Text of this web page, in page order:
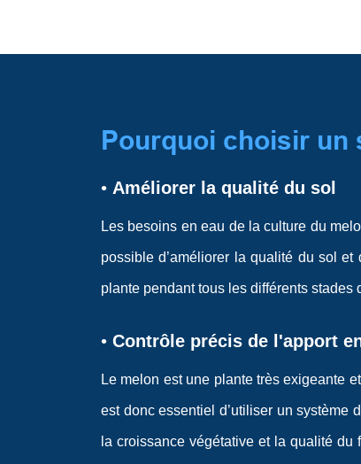
Pourquoi choisir un
• Améliorer la qualité du sol
Les besoins en eau de la culture du
possible d’améliorer la qualité du sol
plante pendant tous les différents
•Contrôle précis de l'apport
Le melon est une plante très exigeante
est donc essentiel d’utiliser un système
la croissance végétative et la qualité